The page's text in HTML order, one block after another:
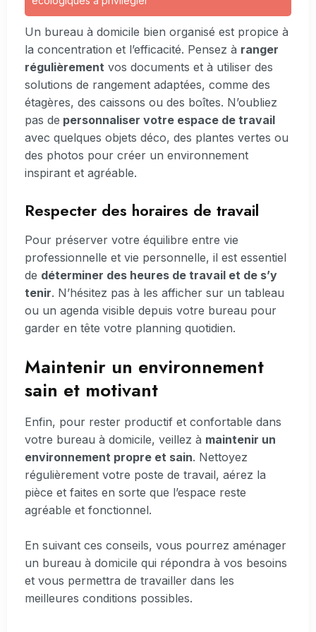
Un bureau à domicile bien organisé est propice à
la concentration et l’efficacité. Pensez à ranger
régulièrement vos documents et à utiliser des
solutions de rangement adaptées, comme des
étagères, des caissons ou des boîtes. N’oubliez
pas de personnaliser votre espace de travail
avec quelques objets déco, des plantes vertes ou
des photos pour créer un environnement
inspirant et agréable.
Respecter des horaires de travail
Pour préserver votre équilibre entre vie
professionnelle et vie personnelle, il est essentiel
de déterminer des heures de travail et de s’y
tenir. N’hésitez pas à les afficher sur un tableau
ou un agenda visible depuis votre bureau pour
garder en tête votre planning quotidien.
Maintenir un environnement
sain et motivant
Enfin, pour rester productif et confortable dans
votre bureau à domicile, veillez à maintenir un
environnement propre et sain. Nettoyez
régulièrement votre poste de travail, aérez la
pièce et faites en sorte que l’espace reste
agréable et fonctionnel.
En suivant ces conseils, vous pourrez aménager
un bureau à domicile qui répondra à vos besoins
et vous permettra de travailler dans les
meilleures conditions possibles.